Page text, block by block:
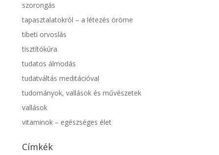
szorongás
tapasztalatokról – a létezés öröme
tibeti orvoslás
tisztítókúra
tudatos álmodás
tudatváltás meditációval
tudományok, vallások és művészetek
vallások
vitaminok – egészséges élet
Címkék